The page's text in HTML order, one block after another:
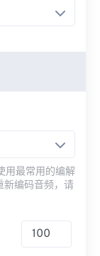
用最常用的编解
新编码音频，请